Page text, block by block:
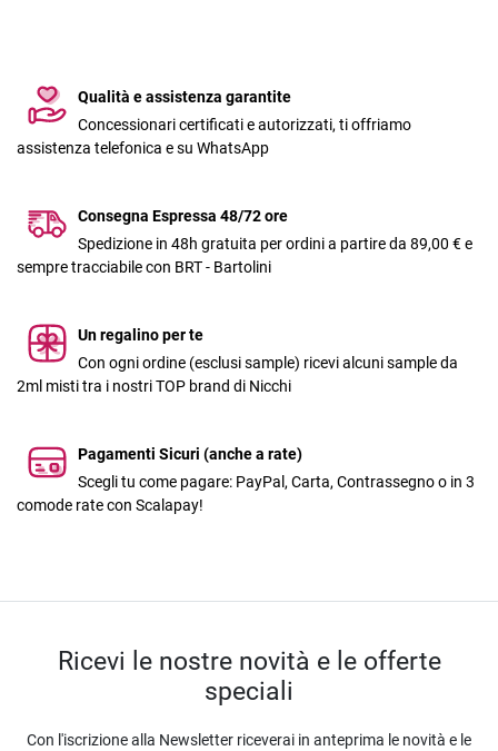
Qualità e assistenza garantite
Concessionari certificati e autorizzati, ti offriamo
assistenza telefonica e su WhatsApp
Consegna Espressa 48/72 ore
Spedizione in 48h gratuita per ordini a partire da 89,00 € e
sempre tracciabile con BRT - Bartolini
Un regalino per te
Con ogni ordine (esclusi sample) ricevi alcuni sample da
2ml misti tra i nostri TOP brand di Nicchi
Pagamenti Sicuri (anche a rate)
Scegli tu come pagare: PayPal, Carta, Contrassegno o in 3
comode rate con Scalapay!
Ricevi le nostre novità e le offerte
speciali
Con l'iscrizione alla Newsletter riceverai in anteprima le novità e le